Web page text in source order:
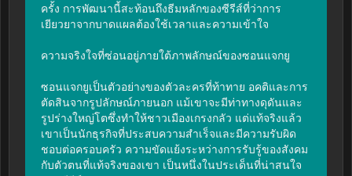
ครั้ง การพัฒนานี้สะท้อนถึงธีมหลักของซีรีส์ที่ว่าการ
เยียวยาจากบาดแผลต้องใช้เวลาและความเข้าใจ
ความจริงใจที่ซ่อนอยู่ภายใต้ภาพลักษณ์ของซอนแจกยู
ซอนแจกยูเป็นตัวอย่างของตัวละครที่ท้าทาย อคติและการ
ตัดสินจากรูปลักษณ์ภายนอก แม้เขาจะมีท่าทางดุดันและ
รูปร่างใหญ่โตซึ่งทำให้ชาวเมืองเกรงกลัว แต่แท้จริงแล้ว
เขาเป็นนักธุรกิจที่ประสบความสำเร็จและมีความรับผิด
ชอบต่อครอบครัว ความขัดแย้งระหว่างการรับรู้ของสังคม
กับตัวตนที่แท้จริงของเขา เป็นหนึ่งในประเด็นที่น่าสนใจ